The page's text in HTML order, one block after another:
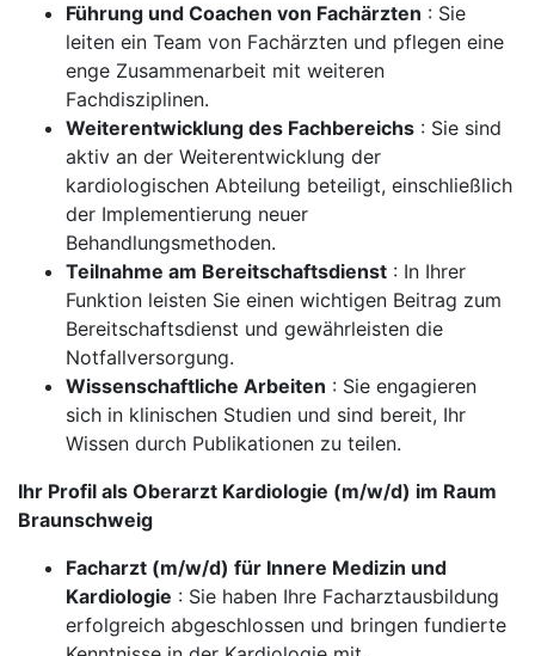
Führung und Coachen von Fachärzten : Sie
leiten ein Team von Fachärzten und pflegen eine
enge Zusammenarbeit mit weiteren
Fachdisziplinen.
Weiterentwicklung des Fachbereichs : Sie sind
aktiv an der Weiterentwicklung der
kardiologischen Abteilung beteiligt, einschließlich
der Implementierung neuer
Behandlungsmethoden.
Teilnahme am Bereitschaftsdienst : In Ihrer
Funktion leisten Sie einen wichtigen Beitrag zum
Bereitschaftsdienst und gewährleisten die
Notfallversorgung.
Wissenschaftliche Arbeiten : Sie engagieren
sich in klinischen Studien und sind bereit, Ihr
Wissen durch Publikationen zu teilen.
Ihr Profil als Oberarzt Kardiologie (m/w/d) im Raum
Braunschweig
Facharzt (m/w/d) für Innere Medizin und
Kardiologie : Sie haben Ihre Facharztausbildung
erfolgreich abgeschlossen und bringen fundierte